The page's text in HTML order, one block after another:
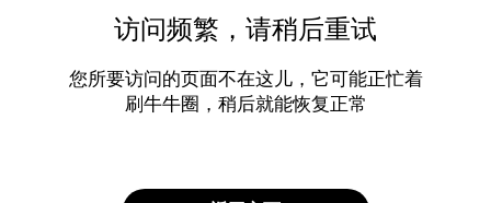
访问频繁，请稍后重试
您所要访问的页面不在这儿，它可能正忙着
刷牛牛圈，稍后就能恢复正常